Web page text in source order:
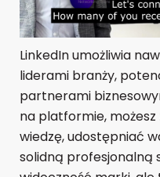
LinkedIn umożliwia
liderami branży,
partnerami
na platformie,
wiedzę, udostępniać
solidną profesjonalną